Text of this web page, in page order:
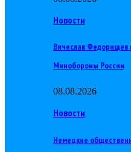
Новости
Вячеслав Федорищев
Минобороны России
08.08.2026
Новости
Немецкие